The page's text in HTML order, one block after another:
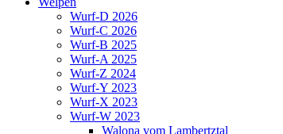
Wurf-D 2026
Wurf-C 2026
Wurf-B 2025
Wurf-A 2025
Wurf-Z 2024
Wurf-Y 2023
Wurf-X 2023
Wurf-W 2023
Walona vom Lambertztal